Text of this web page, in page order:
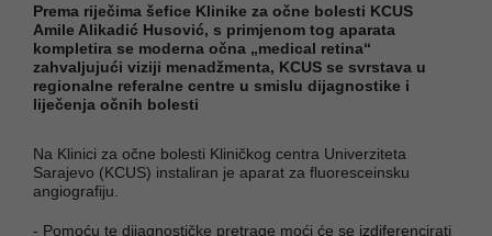
Prema riječima šefice Klinike za očne bolesti KCUS
Amile Alikadić Husović, s primjenom tog aparata
kompletira se moderna očna „medical retina“
zahvaljujući viziji menadžmenta, KCUS se svrstava u
regionalne referalne centre u smislu dijagnostike i
liječenja očnih bolesti
Na Klinici za očne bolesti Kliničkog centra Univerziteta
Sarajevo (KCUS) instaliran je aparat za fluoresceinsku
angiografiju.
- Pomoću te dijagnostičke pretrage moći će se izdiferencirati